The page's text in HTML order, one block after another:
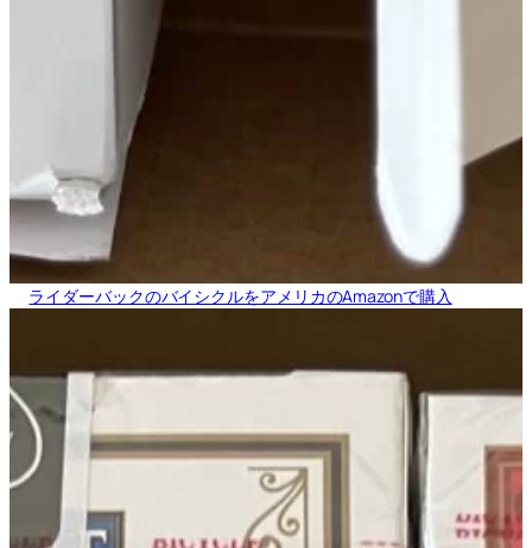
ライダーバックのバイシクルをアメリカのAmazonで購入